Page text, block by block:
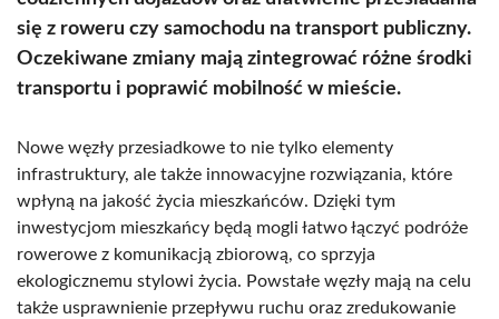
się z roweru czy samochodu na transport publiczny.
Oczekiwane zmiany mają zintegrować różne środki
transportu i poprawić mobilność w mieście.
Nowe węzły przesiadkowe to nie tylko elementy
infrastruktury, ale także innowacyjne rozwiązania, które
wpłyną na jakość życia mieszkańców. Dzięki tym
inwestycjom mieszkańcy będą mogli łatwo łączyć podróże
rowerowe z komunikacją zbiorową, co sprzyja
ekologicznemu stylowi życia. Powstałe węzły mają na celu
także usprawnienie przepływu ruchu oraz zredukowanie